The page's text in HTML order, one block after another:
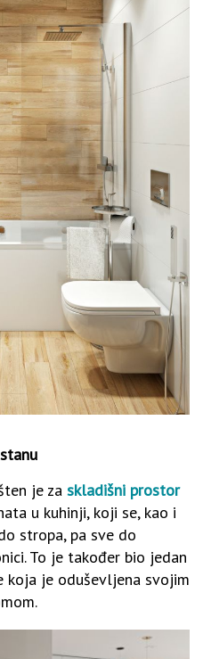
je za skladišni prostor
u kuhinji, koji se, kao i
stropa, pa sve do
To je također bio jedan
koja je oduševljena svojim